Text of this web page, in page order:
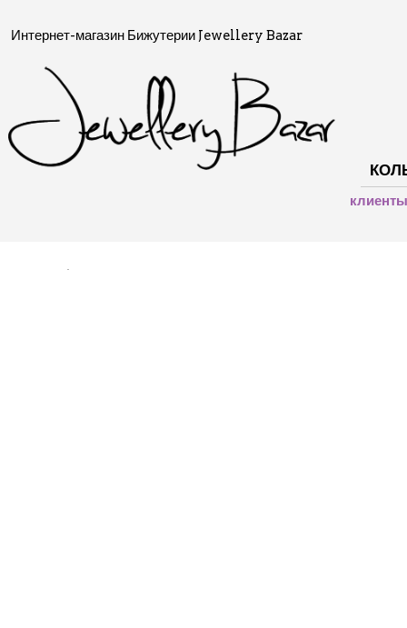
Интернет-магазин Бижутерии Jewellery Bazar
клиенты